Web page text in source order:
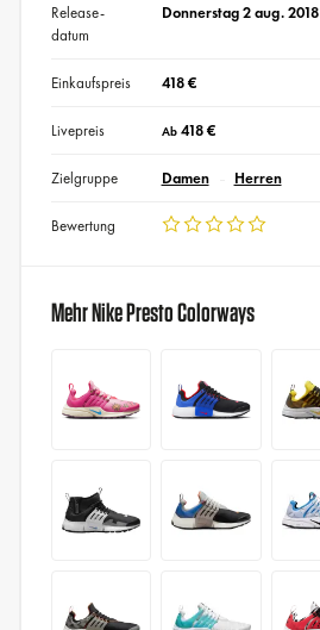
Release-
datum
Donnerstag 2 aug. 2018
Einkaufspreis 418 €
Livepreis Ab418 €
Zielgruppe Damen Herren
Bewertung
Mehr Nike Presto Colorways